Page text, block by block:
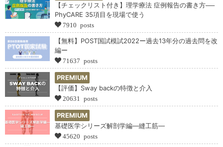
【チェックリスト付き】理学療法 症例報告の書き方──
PhyCARE 35項目を現場で使う
7910 posts
【無料】POST国試模試2022ー過去13年分の過去問を改
編ー
71637 posts
PREMIUM
【評価】Sway backの特徴と介入
20631 posts
PREMIUM
基礎医学シリーズ解剖学編―縫工筋―
45620 posts